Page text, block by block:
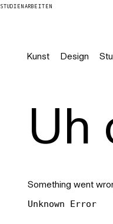
STUDIENARBEITEN
Kunst Design
Uh
Something went
Unknown Error